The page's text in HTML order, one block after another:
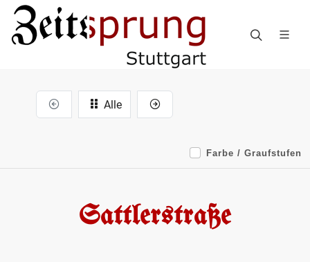
Alle
Farbe / Graufstufen
Sattlerstraße